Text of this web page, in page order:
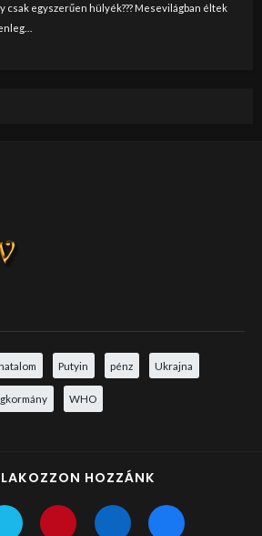
csak egyszerűen hülyék??? Mesevilágban éltek
Putyin pénz Ukrajna
WHO
HOZZÁNK